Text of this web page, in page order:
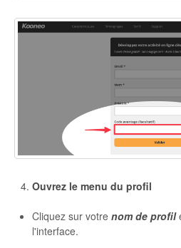
Ouvrez le menu du profil
Cliquez sur votre nom de profil
l'interface.